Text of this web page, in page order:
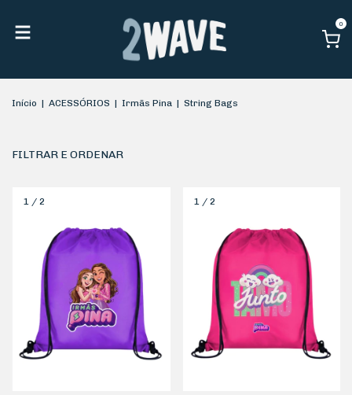
0
Início | ACESSÓRIOS | Irmãs Pina | String Bags
FILTRAR E ORDENAR
1 / 2 1/ 2